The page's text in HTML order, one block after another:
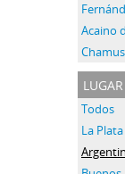
Acaino
lugar
Todos
La Plata